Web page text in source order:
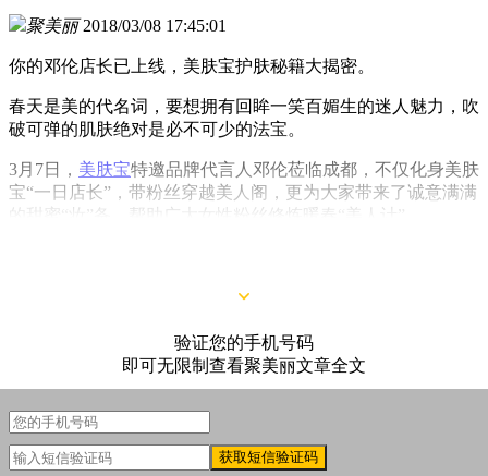
聚美丽 2018/03/08 17:45:01
你的邓伦店长已上线，美肤宝护肤秘籍大揭密。
春天是美的代名词，要想拥有回眸一笑百媚生的迷人魅力，吹
破可弹的肌肤绝对是必不可少的法宝。
3月7日， 美肤宝特邀品牌代言人邓伦莅临成都，不仅化身美肤
宝“一日店长”，带粉丝穿越美人阁，更为大家带来了诚意满满
的甜蜜“妆”备，帮助广大女性粉丝修炼暖春“美人计”。
验证您的手机号码
即可无限制查看聚美丽文章全文
获取短信验证码